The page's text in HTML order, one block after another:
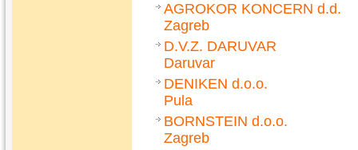
AGROKOR KONCERN d.d.
Zagreb
D.V.Z. DARUVAR
Daruvar
DENIKEN d.o.o.
Pula
BORNSTEIN d.o.o.
Zagreb